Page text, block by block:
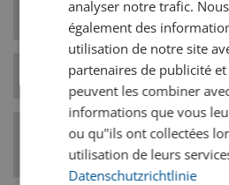
herbeuse.
Type de levure
Catégorie de style
de bière
analyser notre trafic.
également des
utilisation de notre site
partenaires de publicité
peuvent les combiner
informations que vous
ou qu"ils ont collectées
utilisation de leurs
Datenschutzrichtlinie